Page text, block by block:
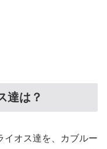
達は？
イオス達を、カブルー